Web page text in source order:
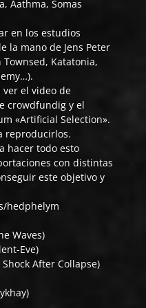
Aathma, Somas
en los estudios
la mano de Jens Peter
Katatonia,
el video de
crowdfundig y el
«Artificial Selection».
reproducirlos.
hacer todo esto
con distintas
este objetivo y
hedphelym
Waves)
Eve)
After Collapse)